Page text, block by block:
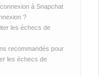
à Snapchat
?
les échecs de
recommandés pour
les échecs de